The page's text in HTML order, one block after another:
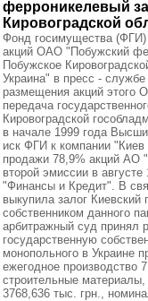
ферроникелевый
Кировоградской
Фонд госимущества (ФГИ)
акций ОАО "Побужский
Побужское
Украина" в пресс -
размещения акций этого
передача
Кировоградской
в начале 1999 года
иск ФГИ к компании "Киев
продажи 78,9% акций АО
второй эмиссии в
"Финансы и Кредит". В
выкупила залог Киевский
собственником данного
арбитражный суд принял
государственную
монопольного в Украине
ежегодное производство
строительные
3768,636 тыс. грн.,